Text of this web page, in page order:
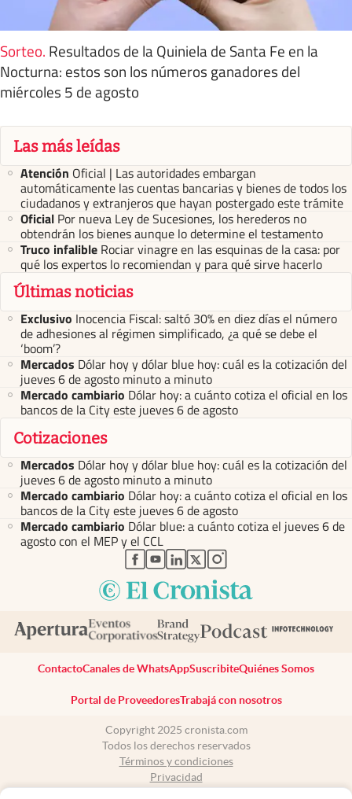
Sorteo. Resultados de la Quiniela de Santa Fe en la
Nocturna: estos son los números ganadores del
miércoles 5 de agosto
Las más leídas
Atención Oficial | Las autoridades embargan
automáticamente las cuentas bancarias y bienes de todos los
ciudadanos y extranjeros que hayan postergado este trámite
Oficial Por nueva Ley de Sucesiones, los herederos no
obtendrán los bienes aunque lo determine el testamento
Truco infalible Rociar vinagre en las esquinas de la casa: por
qué los expertos lo recomiendan y para qué sirve hacerlo
Últimas noticias
Exclusivo Inocencia Fiscal: saltó 30% en diez días el número
de adhesiones al régimen simplificado, ¿a qué se debe el
‘boom’?
Mercados Dólar hoy y dólar blue hoy: cuál es la cotización del
jueves 6 de agosto minuto a minuto
Mercado cambiario Dólar hoy: a cuánto cotiza el oficial en los
bancos de la City este jueves 6 de agosto
Cotizaciones
Mercados Dólar hoy y dólar blue hoy: cuál es la cotización del
jueves 6 de agosto minuto a minuto
Mercado cambiario Dólar hoy: a cuánto cotiza el oficial en los
bancos de la City este jueves 6 de agosto
Mercado cambiario Dólar blue: a cuánto cotiza el jueves 6 de
agosto con el MEP y el CCL
abre en nueva pestaña
abre en nueva pestaña
abre en nueva pestaña
abre en nueva pestaña
abre en nueva pestaña
ContactoCanales de WhatsAppSuscribiteQuiénes Somos
Portal de ProveedoresTrabajá con nosotros
Copyright 2025 cronista.com
Todos los derechos reservados
Términos y condiciones
Privacidad